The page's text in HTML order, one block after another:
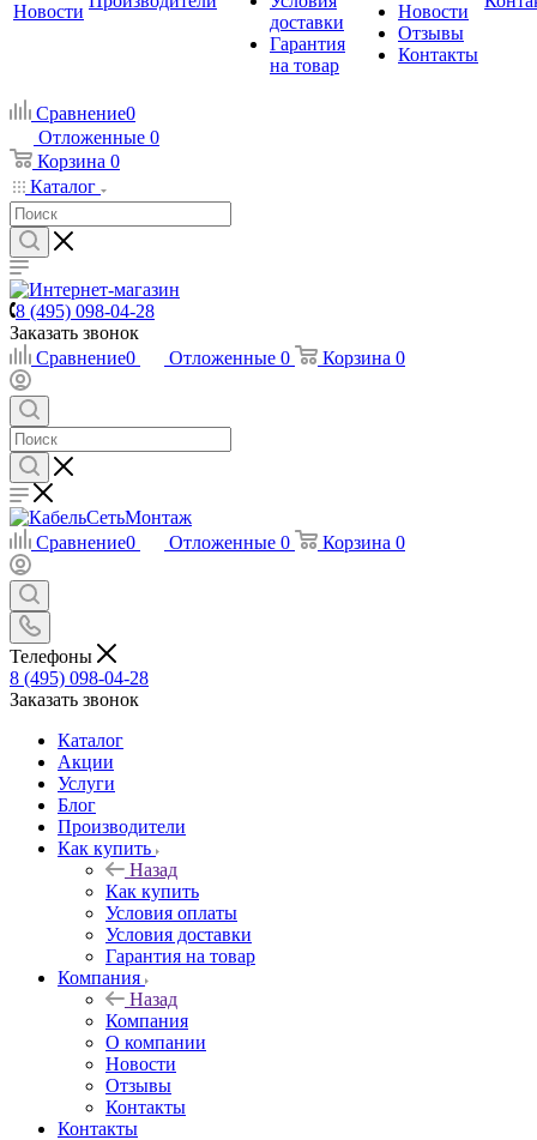
Новости
доставки
Гарантия
на товар
Новости
Отзывы
Контакты
Сравнение0
Отложенные 0
Корзина 0
Каталог
8 (495) 098-04-28
Заказать звонок
Сравнение0 Отложенные 0 Корзина 0
Сравнение0 Отложенные 0 Корзина 0
Телефоны
8 (495) 098-04-28
Заказать звонок
Каталог
Акции
Услуги
Блог
Производители
Как купить
Назад
Как купить
Условия оплаты
Условия доставки
Гарантия на товар
Компания
Назад
Компания
О компании
Новости
Отзывы
Контакты
Контакты